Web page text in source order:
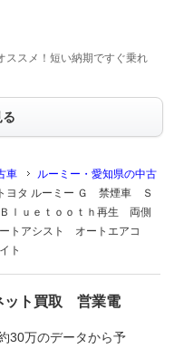
ススメ！短い納期ですぐ乗れ
車
ルーミー・愛知県の中古
トヨタ ルーミー Ｇ 禁煙車 Ｓ
ｕｅｔｏｏｔｈ再生 両側
トアシスト オートエアコ
ト
ット買取 営業電
30万のデータから予